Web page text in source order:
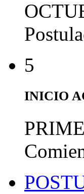
5
INICIO